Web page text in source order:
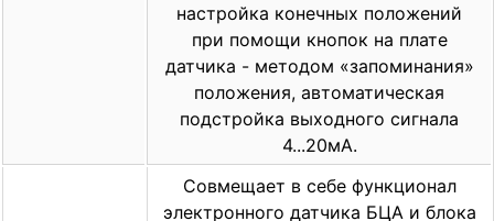
настройка конечных положений
при помощи кнопок на плате
датчика - методом «запоминания»
положения, автоматическая
подстройка выходного сигнала
4...20мА.
Совмещает в себе функционал
электронного датчика БЦА и блока